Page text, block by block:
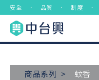
安全 ． 品質 ． 制度 ．
商品系列 > 蚊香